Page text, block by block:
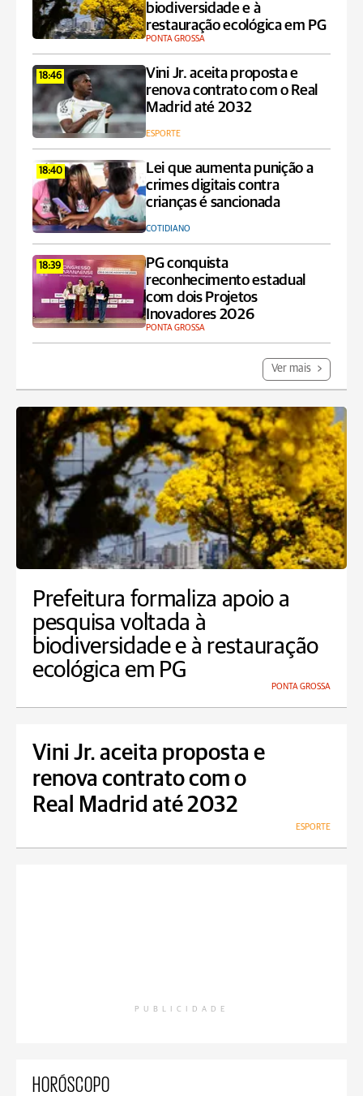
biodiversidade e à
restauração ecológica em PG
PONTA GROSSA
18:46
Vini Jr. aceita proposta e
renova contrato com o Real
Madrid até 2032
ESPORTE
18:40
Lei que aumenta punição a
crimes digitais contra
crianças é sancionada
COTIDIANO
18:39
PG conquista
reconhecimento estadual
com dois Projetos
Inovadores 2026
PONTA GROSSA
Ver mais
Prefeitura formaliza apoio a
pesquisa voltada à
biodiversidade e à restauração
ecológica em PG
PONTA GROSSA
Vini Jr. aceita proposta e
renova contrato com o
Real Madrid até 2032
ESPORTE
PUBLICIDADE
HORÓSCOPO